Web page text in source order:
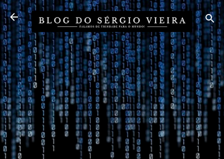
Pular para o conteúdo principal